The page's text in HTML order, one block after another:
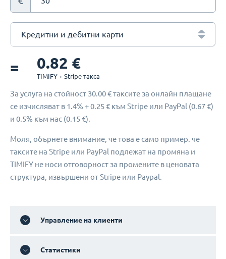
Кредитни и дебитни карти
= 0.82 €
TIMIFY + Stripe такса
За услуга на стойност 30.00 €таксите за онлайн плащане
се изчисляват в 1.4% + 0.25 € към Stripe или PayPal (0.67 €)
и 0.5% към нас (0.15 €).
Моля, обърнете внимание, че това е само пример. че
таксите на Stripe или PayPal подлежат на промяна и
TIMIFY не носи отговорност за промените в ценовата
структура, извършени от Stripe или Paypal.
Управление на клиенти
Статистики